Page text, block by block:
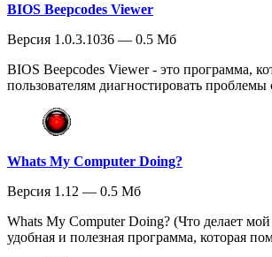
BIOS Beepcodes Viewer
Версия 1.0.3.1036 — 0.5 Мб
BIOS Beepcodes Viewer - это программа,
пользователям диагностировать
Whats My Computer Doing?
Версия 1.12 — 0.5 Мб
Whats My Computer Doing? (Что делает
удобная и полезная программа, которая